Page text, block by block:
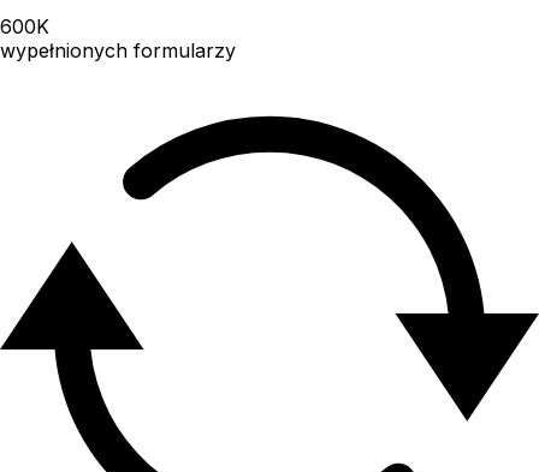
600K
wypełnionych formularzy